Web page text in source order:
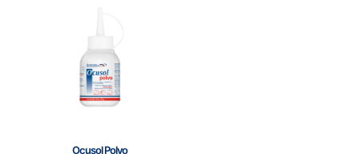
Ocusol Polvo